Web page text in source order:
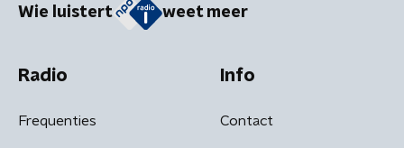
Wie luistert weet meer
Radio
Frequenties
Info
Contact